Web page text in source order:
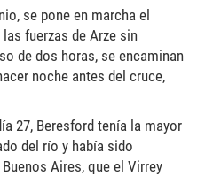
se pone en marcha el
fuerzas de Arze sin
de dos horas, se encaminan
noche antes del cruce,
27, Beresford tenía la mayor
del río y había sido
Aires, que el Virrey